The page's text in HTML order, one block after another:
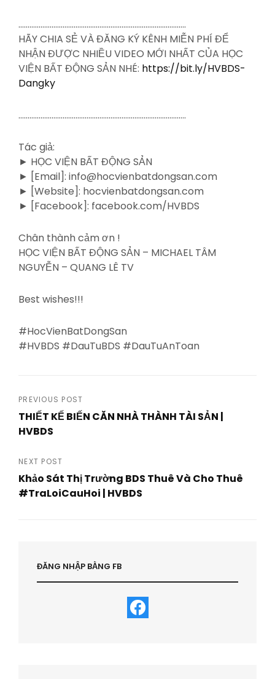
……………………………………………………………………………….
HÃY CHIA SẺ VÀ ĐĂNG KÝ KÊNH MIỄN PHÍ ĐỂ
NHẬN ĐƯỢC NHIỀU VIDEO MỚI NHẤT CỦA HỌC
VIỆN BẤT ĐỘNG SẢN NHÉ: https://bit.ly/HVBDS-
Dangky
……………………………………………………………………………….
Tác giả:
► HỌC VIỆN BẤT ĐỘNG SẢN
► [Email]: info@hocvienbatdongsan.com
► [Website]: hocvienbatdongsan.com
► [Facebook]: facebook.com/HVBDS
Chân thành cảm ơn !
HỌC VIỆN BẤT ĐỘNG SẢN – MICHAEL TÂM
NGUYỄN – QUANG LÊ TV
Best wishes!!!
#HocVienBatDongSan
#HVBDS #DauTuBDS #DauTuAnToan
Post
navigation
PREVIOUS POST
THIẾT KẾ BIẾN CĂN NHÀ THÀNH TÀI SẢN |
HVBDS
Post
NEXT POST
Khảo Sát Thị Trường BDS Thuê Và Cho Thuê
#TraLoiCauHoi | HVBDS
ĐĂNG NHẬP BẰNG FB